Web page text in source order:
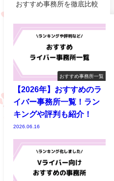
おすすめ事務所を徹底比較
おすすめ事務所一覧
【2026年】おすすめのラ
イバー事務所一覧！ラン
キングや評判も紹介！
2026.06.16